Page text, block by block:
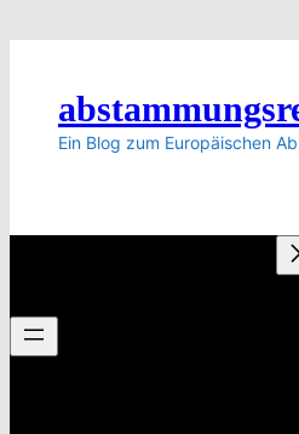
Ein Blog zum Europäischen